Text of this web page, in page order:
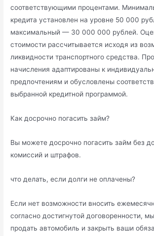
соответствующими процентами.
кредита установлен на уровне 50 000
максимальный — 30 000 000 рублей.
стоимости рассчитывается исходя из
ликвидности транспортного средства.
начисления адаптированы к
предпочтениям и обусловлены
выбранной кредитной программой.
Как досрочно погасить займ?
Вы можете досрочно погасить займ без
комиссий и штрафов.
что делать, если долги не оплачены?
Если нет возможности вносить
согласно достигнутой договоренности,
продать автомобиль и закрыть ваши